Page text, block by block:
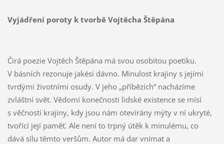
Vyjádření poroty k tvorbě Vojtěcha Štěpána
Čirá poezie Vojtěch Štěpána má svou osobitou poetiku.
V básních rezonuje jakési dávno. Minulost krajiny s jejími
tvrdými životními osudy. V jeho „příbězích“ nacházíme
zvláštní svět. Vědomí konečnosti lidské existence se mísí
s věčností krajiny, kdy jsou nám otevírány mýty v ní ukryté,
tvořící její paměť. Ale není to trpný útěk k minulému, co
dává sílu těmto veršům. Autor má dar vnímat a